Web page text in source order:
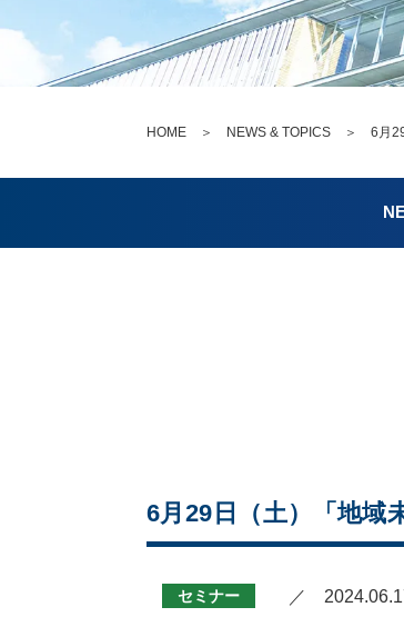
HOME ＞ NEWS & TOPICS ＞ 6月29
6月29日（土）「地域
セミナー ／